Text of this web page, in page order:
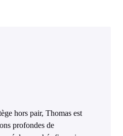
hors pair, Thomas est
profondes de